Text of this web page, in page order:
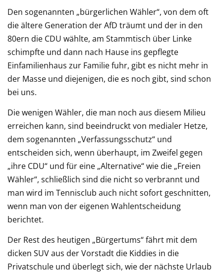
Den sogenannten „bürgerlichen Wähler“, von dem oft
die ältere Generation der AfD träumt und der in den
80ern die CDU wählte, am Stammtisch über Linke
schimpfte und dann nach Hause ins gepflegte
Einfamilienhaus zur Familie fuhr, gibt es nicht mehr in
der Masse und diejenigen, die es noch gibt, sind schon
bei uns.
Die wenigen Wähler, die man noch aus diesem Milieu
erreichen kann, sind beeindruckt von medialer Hetze,
dem sogenannten „Verfassungsschutz“ und
entscheiden sich, wenn überhaupt, im Zweifel gegen
„ihre CDU“ und für eine „Alternative“ wie die „Freien
Wähler“, schließlich sind die nicht so verbrannt und
man wird im Tennisclub auch nicht sofort geschnitten,
wenn man von der eigenen Wahlentscheidung
berichtet.
Der Rest des heutigen „Bürgertums“ fährt mit dem
dicken SUV aus der Vorstadt die Kiddies in die
Privatschule und überlegt sich, wie der nächste Urlaub